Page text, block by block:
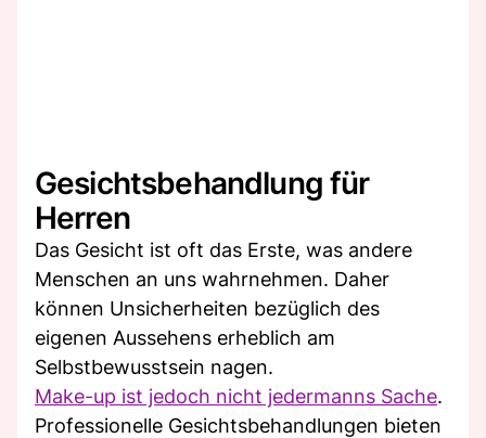
Gesichtsbehandlung für
Herren
Das Gesicht ist oft das Erste, was andere
Menschen an uns wahrnehmen. Daher
können Unsicherheiten bezüglich des
eigenen Aussehens erheblich am
Selbstbewusstsein nagen.
Make-up ist jedoch nicht jedermanns Sache.
Professionelle Gesichtsbehandlungen bieten